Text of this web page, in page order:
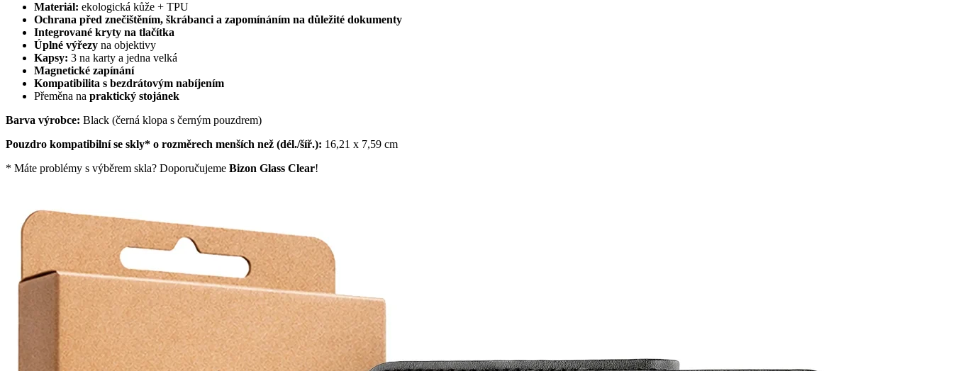
Materiál: ekologická kůže + TPU
Ochrana před znečištěním, škrábanci a zapomínáním na důležité dokumenty
Integrované kryty na tlačítka
Úplné výřezy na objektivy
Kapsy: 3 na karty a jedna velká
Magnetické zapínání
Kompatibilita s bezdrátovým nabíjením
Přeměna na praktický stojánek
Barva výrobce: Black (černá klopa s černým pouzdrem)
Pouzdro kompatibilní se skly* o rozměrech menších než (dél./šíř.): 16,21 x 7,59 cm
* Máte problémy s výběrem skla? Doporučujeme Bizon Glass Clear!